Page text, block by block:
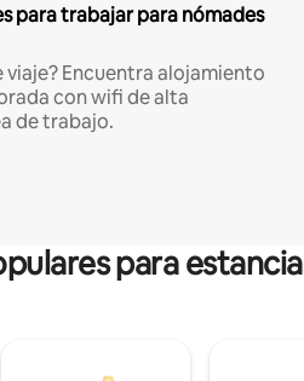
para trabajar para nómades
viaje? Encuentra alojamiento
con wifi de alta
de trabajo.
para